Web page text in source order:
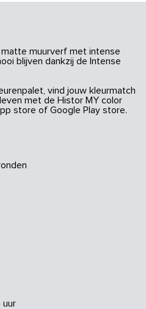
muurverf met intense
blijven dankzij de Intense
vind jouw kleurmatch
met de Histor MY color
store of Google Play store.
uur